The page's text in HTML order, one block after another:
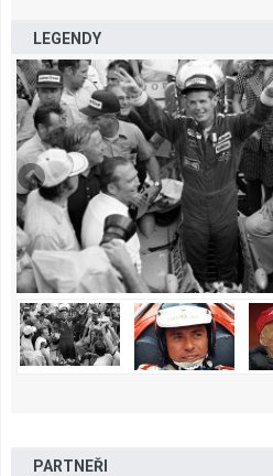
LEGENDY
PARTNEŘI